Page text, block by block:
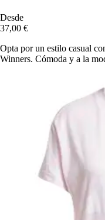
Desde
37,00 €
Opta por un estilo casual
Winners. Cómoda y a la